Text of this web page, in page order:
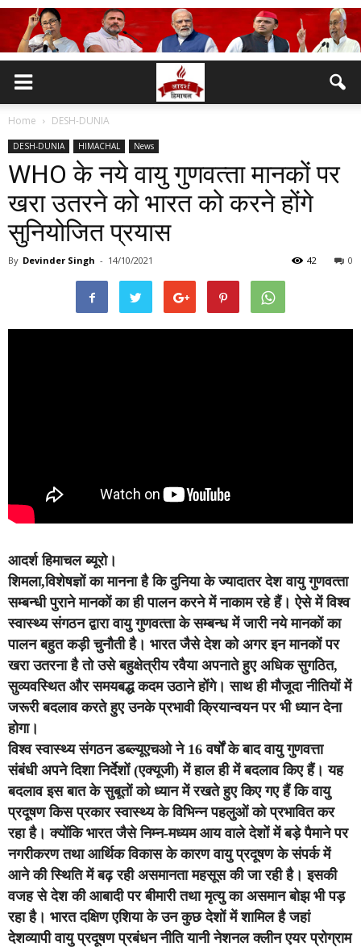
Home DESH-DUNIA
DESH-DUNIA HIMACHAL News
WHO के नये वायु गुणवत्‍ता मानकों पर
खरा उतरने को भारत को करने होंगे
सुनियोजित प्रयास
By Devinder Singh - 14/10/2021 0
42
आदर्श हिमाचल ब्यूरो।
शिमला,विशेषज्ञों का मानना है कि दुनिया के ज्‍यादातर देश वायु गुणवत्‍ता
सम्‍बन्‍धी पुराने मानकों का ही पालन करने में नाकाम रहे हैं। ऐसे में विश्‍व
स्‍वास्‍थ्‍य संगठन द्वारा वायु गुणवत्‍ता के सम्‍बन्‍ध में जारी नये मानकों का
पालन बहुत कड़ी चुनौती है। भारत जैसे देश को अगर इन मानकों पर
खरा उतरना है तो उसे बहुक्षेत्रीय रवैया अपनाते हुए अधिक सुगठित,
सुव्‍यवस्थित और समयबद्ध कदम उठाने होंगे। साथ ही मौजूदा नीतियों में
जरूरी बदलाव करते हुए उनके प्रभावी क्रियान्‍वयन पर भी ध्‍यान देना
होगा।
विश्व स्वास्थ्य संगठन डब्ल्यूएचओ ने 16 वर्षों के बाद वायु गुणवत्ता
संबंधी अपने दिशा निर्देशों (एक्यूजी) में हाल ही में बदलाव किए हैं। यह
बदलाव इस बात के सुबूतों को ध्यान में रखते हुए किए गए हैं कि वायु
प्रदूषण किस प्रकार स्वास्थ्य के विभिन्न पहलुओं को प्रभावित कर
रहा है। क्योंकि भारत जैसे निम्न-मध्यम आय वाले देशों में बड़े पैमाने पर
नगरीकरण तथा आर्थिक विकास के कारण वायु प्रदूषण के संपर्क में
आने की स्थिति में बढ़ रही असमानता महसूस की जा रही है। इसकी
वजह से देश की आबादी पर बीमारी तथा मृत्यु का असमान बोझ भी पड़
रहा है। भारत दक्षिण एशिया के उन कुछ देशों में शामिल है जहां
देशव्यापी वायु प्रदूषण प्रबंधन नीति यानी नेशनल क्लीन एयर प्रोग्राम